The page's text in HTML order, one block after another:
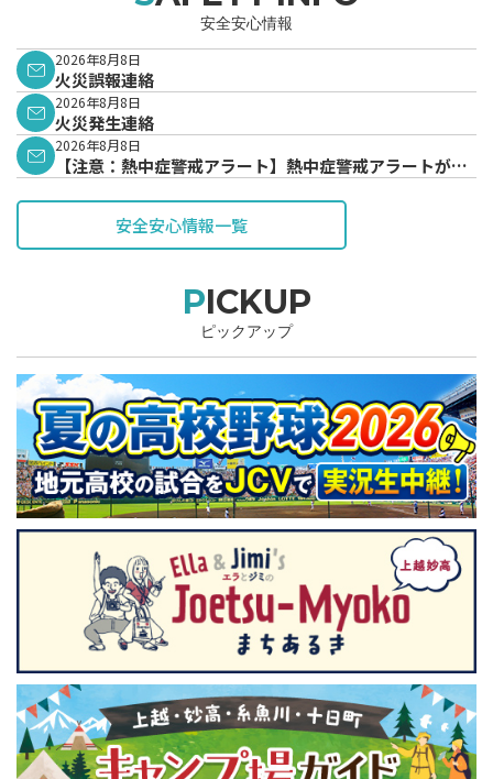
安全安心情報
2026年8月8日
火災誤報連絡
2026年8月8日
火災発生連絡
2026年8月8日
【注意：熱中症警戒アラート】熱中症警戒アラートが発
安全安心情報一覧
PICKUP
ピックアップ